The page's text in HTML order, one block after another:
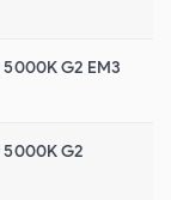
G2 EM3
5000K G2